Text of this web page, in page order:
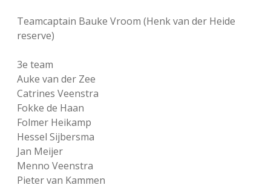
Teamcaptain Bauke Vroom (Henk van der Heide
reserve)
3e team
Auke van der Zee
Catrines Veenstra
Fokke de Haan
Folmer Heikamp
Hessel Sijbersma
Jan Meijer
Menno Veenstra
Pieter van Kammen